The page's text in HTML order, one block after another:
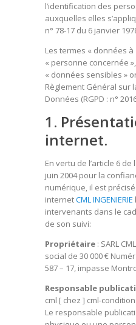
l’identification des
auxquelles elles
n° 78-17 du 6 janvier
Les termes « données
« personne concernée
« données sensibles »
Règlement Général sur
Données (RGPD : n°
1.
internet.
En vertu de l’article 6 de
juin 2004 pour la
numérique, il est
internetCML INGENIERIE
intervenants dans le
de son suivi:
Propriétaire : SARL
social de 30 000 €
587 – 17, impasse
Responsable
cml [ chez ] cml-
Le responsable